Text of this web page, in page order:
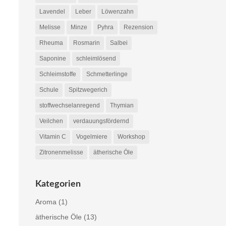
Lavendel Leber Löwenzahn
Melisse Minze Pyhra Rezension
Rheuma Rosmarin Salbei
Saponine schleimlösend
Schleimstoffe Schmetterlinge
Schule Spitzwegerich
stoffwechselanregend Thymian
Veilchen verdauungsfördernd
Vitamin C Vogelmiere Workshop
Zitronenmelisse ätherische Öle
Kategorien
Aroma(1)
ätherische Öle (13)